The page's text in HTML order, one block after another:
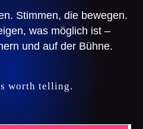
Stimmen, die bewegen.
was möglich ist –
und auf der Bühne.
worth telling.